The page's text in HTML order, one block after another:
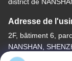
Adresse de
2F, bâtiment 6,
NANSHAN,